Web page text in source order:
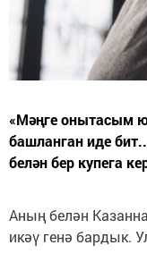
«Мәңге онытасым
башланган иде
белән бер купега
Аның белән
икәү генә бардык.